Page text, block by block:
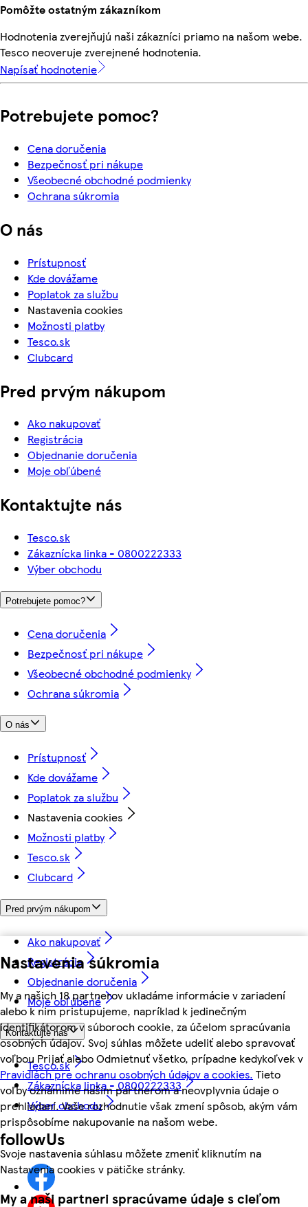
Nastavenia súkromia
My a našich 18 partnerov ukladáme informácie v zariadení
alebo k nim pristupujeme, napríklad k jedinečným
identifikátorom v súboroch cookie, za účelom spracúvania
osobných údajov. Svoj súhlas môžete udeliť alebo spravovať
voľbou Prijať alebo Odmietnuť všetko, prípadne kedykoľvek v
Pravidlách pre ochranu osobných údajov a cookies. Tieto
voľby oznámime našim partnerom a neovplyvnia údaje o
prehliadaní. Vaše rozhodnutie však zmení spôsob, akým vám
prispôsobíme nakupovanie na našom webe.
Svoje nastavenia súhlasu môžete zmeniť kliknutím na
Nastavenia cookies v pätičke stránky.
My a naši partneri spracúvame údaje s cieľom
Pomôžte ostatným zákazníkom
Hodnotenia zverejňujú naši zákazníci priamo na našom webe.
Tesco neoveruje zverejnené hodnotenia.
Napísať hodnotenie
Potrebujete pomoc?
Cena doručenia
Bezpečnosť pri nákupe
Všeobecné obchodné podmienky
Ochrana súkromia
O nás
Prístupnosť
Kde dovážame
Poplatok za službu
Nastavenia cookies
Možnosti platby
Tesco.sk
Clubcard
Pred prvým nákupom
Ako nakupovať
Registrácia
Objednanie doručenia
Moje obľúbené
Kontaktujte nás
Tesco.sk
Zákaznícka linka - 0800222333
Výber obchodu
Potrebujete pomoc?
Cena doručenia
Bezpečnosť pri nákupe
Všeobecné obchodné podmienky
Ochrana súkromia
O nás
Prístupnosť
Kde dovážame
Poplatok za službu
Nastavenia cookies
Možnosti platby
Tesco.sk
Clubcard
Pred prvým nákupom
Ako nakupovať
Registrácia
Objednanie doručenia
Moje obľúbené
Kontaktujte nás
Tesco.sk
Zákaznícka linka - 0800222333
Výber obchodu
followUs